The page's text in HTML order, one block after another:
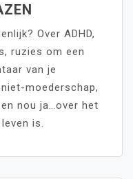
Over ADHD,
ruzies om een
van je
moederschap,
nou ja…over het
is.